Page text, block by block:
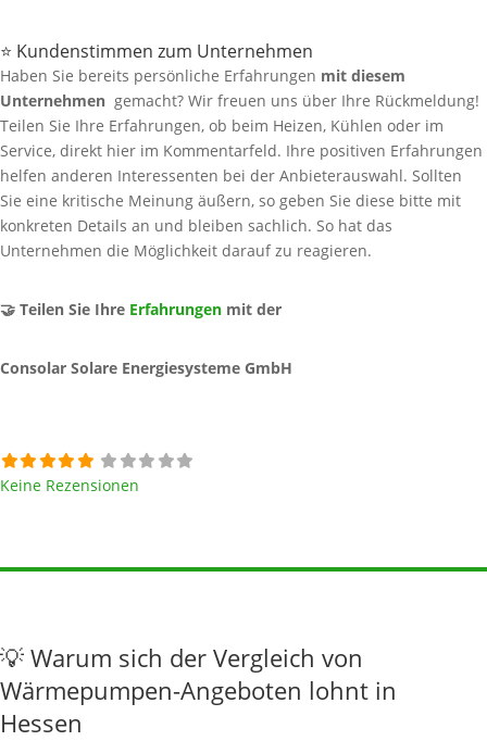
⭐ Kundenstimmen zum Unternehmen
Haben Sie bereits persönliche Erfahrungen mit diesem
Unternehmen gemacht? Wir freuen uns über Ihre Rückmeldung!
Teilen Sie Ihre Erfahrungen, ob beim Heizen, Kühlen oder im
Service, direkt hier im Kommentarfeld. Ihre positiven Erfahrungen
helfen anderen Interessenten bei der Anbieterauswahl. Sollten
Sie eine kritische Meinung äußern, so geben Sie diese bitte mit
konkreten Details an und bleiben sachlich. So hat das
Unternehmen die Möglichkeit darauf zu reagieren.
🤝 Teilen Sie Ihre Erfahrungen mit der
Consolar Solare Energiesysteme GmbH
Keine Rezensionen
💡 Warum sich der Vergleich von
Wärmepumpen-Angeboten lohnt in
Hessen